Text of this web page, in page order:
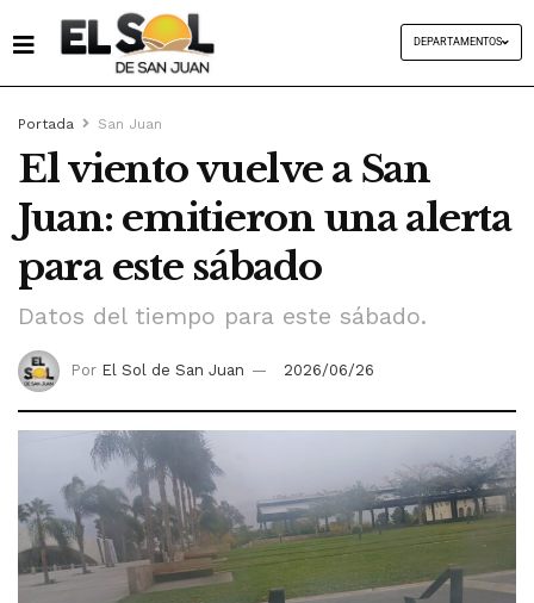
DEPARTAMENTOS
Portada San Juan
El viento vuelve a San
Juan: emitieron una alerta
para este sábado
Datos del tiempo para este sábado.
Por El Sol de San Juan 2026/06/26